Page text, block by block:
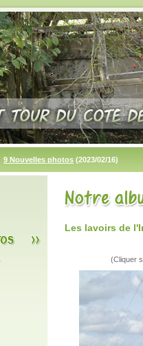
9 Nouvelles photos (2023/02/16)
Les lavoirs de
(Cliquer